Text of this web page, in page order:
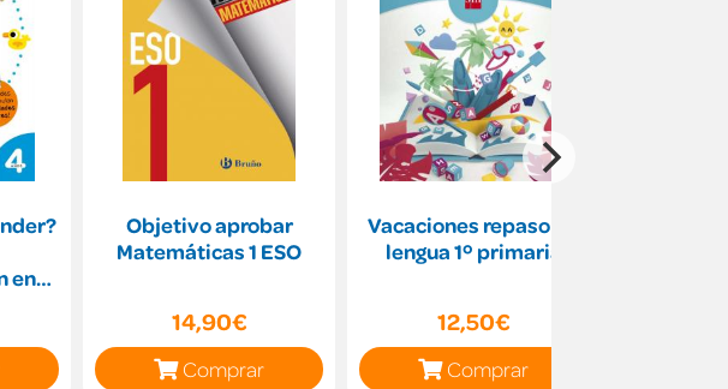
en
Objetivo aprobar
Matemáticas 1 ESO
14,90€
Comprar
Vacaciones repaso de
lengua 1º primaria
12,50€
Comprar